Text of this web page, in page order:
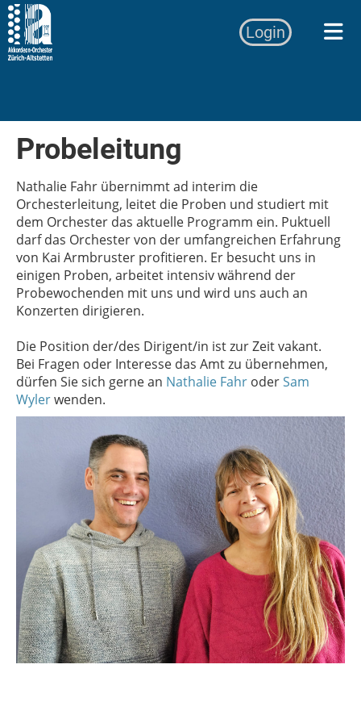
Login
Probeleitung
Nathalie Fahr übernimmt ad interim die
Orchesterleitung, leitet die Proben und studiert mit
dem Orchester das aktuelle Programm ein. Puktuell
darf das Orchester von der umfangreichen Erfahrung
von Kai Armbruster profitieren. Er besucht uns in
einigen Proben, arbeitet intensiv während der
Probewochenden mit uns und wird uns auch an
Konzerten dirigieren.
Die Position der/des Dirigent/in ist zur Zeit vakant.
Bei Fragen oder Interesse das Amt zu übernehmen,
dürfen Sie sich gerne an Nathalie Fahr oderSam
Wylerwenden.